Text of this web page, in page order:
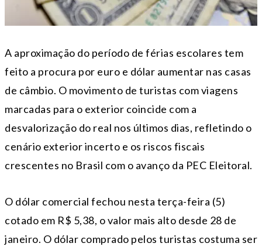
A aproximação do período de férias escolares tem
feito a procura por euro e dólar aumentar nas casas
de câmbio. O movimento de turistas com viagens
marcadas para o exterior coincide com a
desvalorização do real nos últimos dias, refletindo o
cenário exterior incerto e os riscos fiscais
crescentes no Brasil com o avanço da PEC Eleitoral.
O dólar comercial fechou nesta terça-feira (5)
cotado em R$ 5,38, o valor mais alto desde 28 de
janeiro. O dólar comprado pelos turistas costuma ser